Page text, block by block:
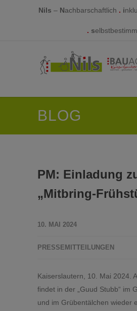
Nils – Nachbarschaftlich . i
. s
BLOG
PM: Einladung
„Mitbring-
10. MAI 2024
PRESSEMITTEILUNGEN
Kaiserslautern, 10. Mai 2024.
findet in der „Guud Stubb“ im
und im Grübentälchen wieder